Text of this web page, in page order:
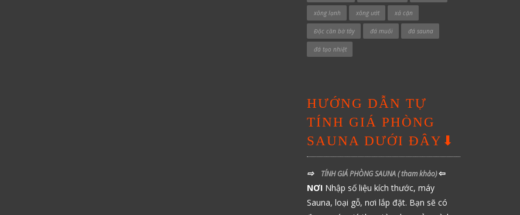
xông lạnh xông ướt xả cặn
Độc cần bờ tây đá muối đá sauna
đá tạo nhiệt
HƯỚNG DẪN TỰ
TÍNH GIÁ PHÒNG
SAUNA DƯỚI ĐÂY⬇
⇨ TÍNH GIÁ PHÒNG SAUNA( tham khảo)⇦
NƠI Nhập số liệu kích thước, máy
Sauna, loại gỗ, nơi lắp đặt. Bạn sẽ có